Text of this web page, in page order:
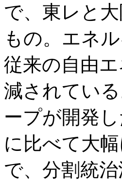
で、東レと
もの。エネ
従来の自由
減されてい
ープが開発
に比べて大
で、分割統